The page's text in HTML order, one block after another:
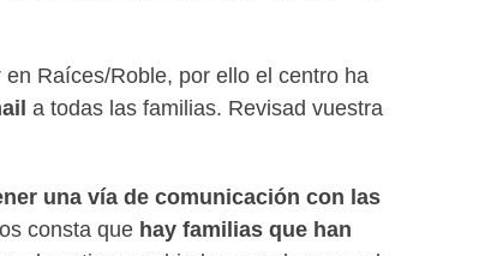
Raíces/Roble, por ello el centro ha
a todas las familias. Revisad vuestra
una vía de comunicación con las
consta que hay familias que han